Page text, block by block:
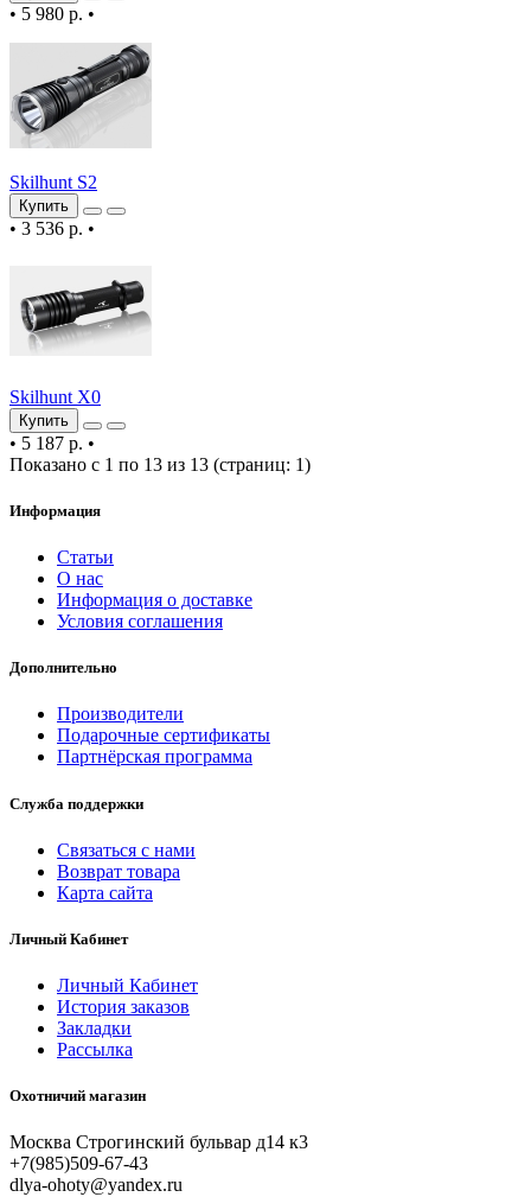
• 5 980 р. •
Skilhunt S2
Купить
• 3 536 р. •
Skilhunt X0
Купить
• 5 187 р. •
Показано с 1 по 13 из 13 (страниц: 1)
Информация
Статьи
О нас
Информация о доставке
Условия соглашения
Дополнительно
Производители
Подарочные сертификаты
Партнёрская программа
Служба поддержки
Связаться с нами
Возврат товара
Карта сайта
Личный Кабинет
Личный Кабинет
История заказов
Закладки
Рассылка
Охотничий магазин
Москва Строгинский бульвар д14 к3
+7(985)509-67-43
dlya-ohoty@yandex.ru